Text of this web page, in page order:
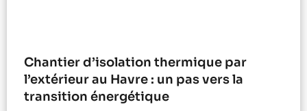
Chantier d’isolation thermique par
l’extérieur au Havre : un pas vers la
transition énergétique